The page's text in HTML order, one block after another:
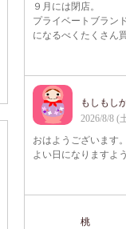
９月には閉店。
プライベートブラン
になるべくたくさん
もしもし
2026/8/8 (
おはようございます
よい日になりますよ
桃